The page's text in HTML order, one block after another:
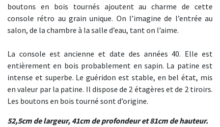
boutons en bois tournés ajoutent au charme de cette
console rétro au grain unique. On l’imagine de l’entrée au
salon, de la chambre à la salle d’eau, tant on l’aime.
La console est ancienne et date des années 40. Elle est
entièrement en bois probablement en sapin. La patine est
intense et superbe. Le guéridon est stable, en bel état, mis
en valeur par la patine. Il dispose de 2 étagères et de 2 tiroirs.
Les boutons en bois tourné sont d’origine.
52,5cm de largeur, 41cm de profondeur et 81cm de hauteur.